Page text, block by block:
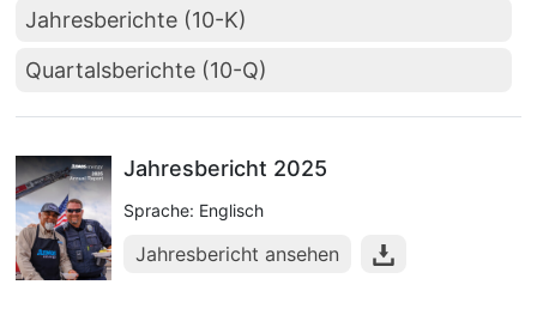
Jahresberichte (10-K)
Quartalsberichte (10-Q)
Jahresbericht 2025
Sprache: Englisch
Jahresbericht ansehen